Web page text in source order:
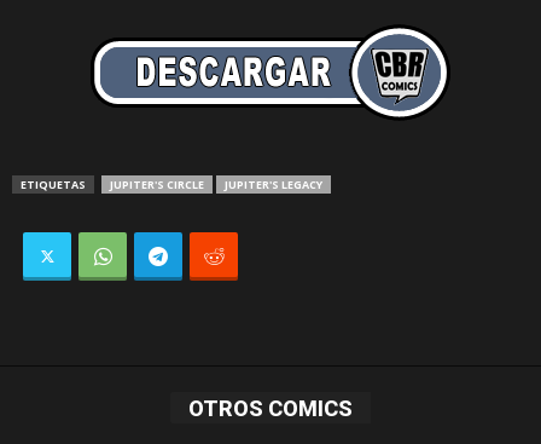
ETIQUETAS JUPITER'S CIRCLE JUPITER'S LEGACY
OTROS COMICS